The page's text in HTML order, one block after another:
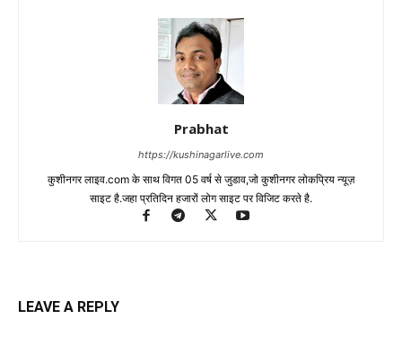
Prabhat
https://kushinagarlive.com
कुशीनगर लाइव.com के साथ विगत 05 वर्ष से जुडाव,जो कुशीनगर लोकप्रिय न्यूज़
साइट है.जहा प्रतिदिन हजारों लोग साइट पर विजिट करते है.
LEAVE A REPLY